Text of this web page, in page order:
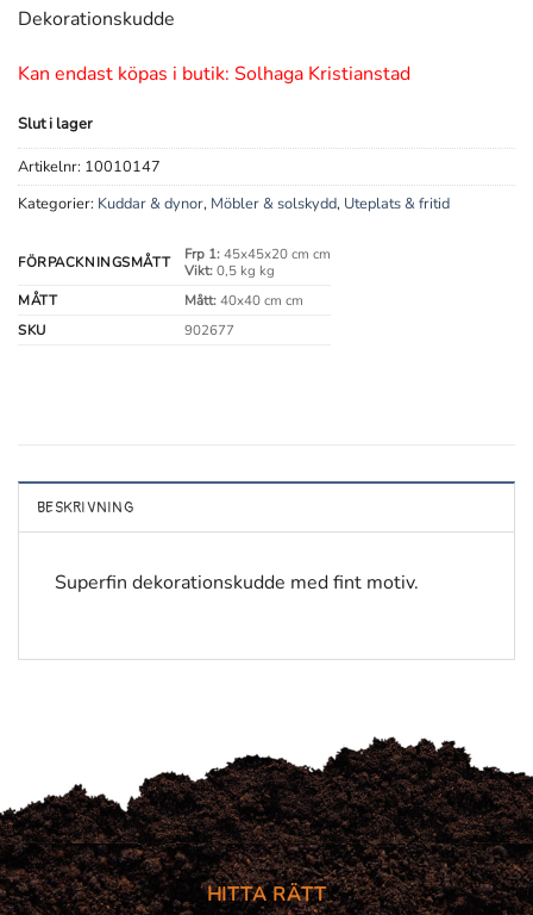
Dekorationskudde
Kan endast köpas i butik: Solhaga Kristianstad
Slut i lager
Artikelnr: 10010147
Kategorier: Kuddar & dynor, Möbler & solskydd, Uteplats & fritid
FÖRPACKNINGSMÅTT Frp 1:45x45x20 cm cm
Vikt:0,5 kg kg
MÅTT
Mått:40x40 cm cm
SKU
902677
BESKRIVNING
Superfin dekorationskudde med fint motiv.
HITTA RÄTT